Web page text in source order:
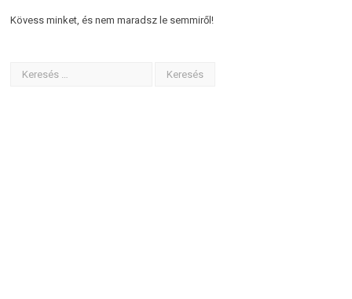
Kövess minket, és nem maradsz le semmiről!